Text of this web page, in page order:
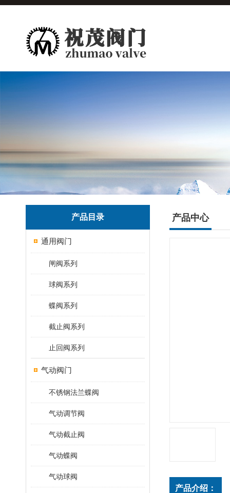
产品目录
通用阀门
闸阀系列
球阀系列
蝶阀系列
截止阀系列
止回阀系列
气动阀门
不锈钢法兰蝶阀
气动调节阀
气动截止阀
气动蝶阀
气动球阀
产品中心
产品介绍：